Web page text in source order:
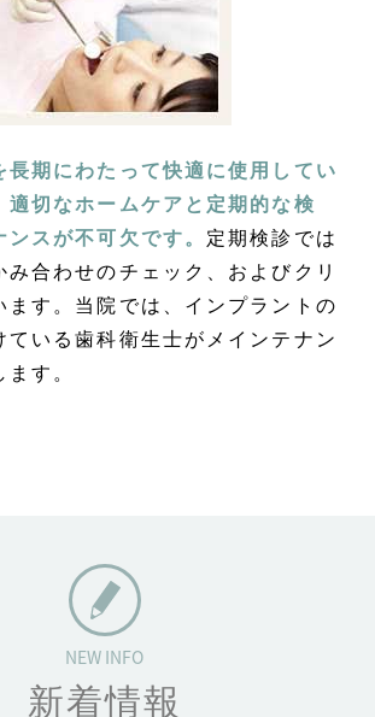
長期にわたって快適に使用してい
適切なホームケアと定期的な検
スが不可欠です。 定期検診では
み合わせのチェック、およびクリ
ます。当院では、インプラントの
ている歯科衛生士がメインテナン
す。
新着情報